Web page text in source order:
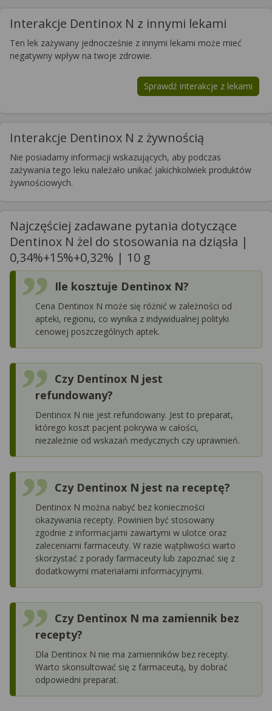
Interakcje Dentinox N z innymi lekami
Ten lek zażywany jednocześnie z innymi lekami może mieć
negatywny wpływ na twoje zdrowie.
Sprawdź interakcje z lekami
Interakcje Dentinox N z żywnością
Nie posiadamy informacji wskazujących, aby podczas
zażywania tego leku należało unikać jakichkolwiek produktów
żywnościowych.
Najczęściej zadawane pytania dotyczące
Dentinox N żel do stosowania na dziąsła |
0,34%+15%+0,32% | 10 g
Ile kosztuje Dentinox N?
Cena Dentinox N może się różnić w zależności od
apteki, regionu, co wynika z indywidualnej polityki
cenowej poszczególnych aptek.
Czy Dentinox N jest
refundowany?
Dentinox N nie jest refundowany. Jest to preparat,
którego koszt pacjent pokrywa w całości,
niezależnie od wskazań medycznych czy uprawnień.
Czy Dentinox N jest na receptę?
Dentinox N można nabyć bez konieczności
okazywania recepty. Powinien być stosowany
zgodnie z informacjami zawartymi w ulotce oraz
zaleceniami farmaceuty. W razie wątpliwości warto
skorzystać z porady farmaceuty lub zapoznać się z
dodatkowymi materiałami informacyjnymi.
Czy Dentinox N ma zamiennik bez
recepty?
Dla Dentinox N nie ma zamienników bez recepty.
Warto skonsultować się z farmaceutą, by dobrać
odpowiedni preparat.